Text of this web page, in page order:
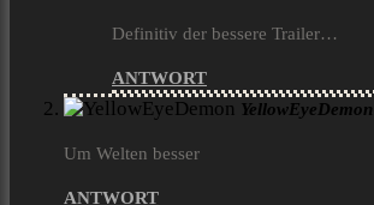
Definitiv der bessere Trailer…
ANTWORT
YellowEyeDemon
Um Welten besser
ANTWORT